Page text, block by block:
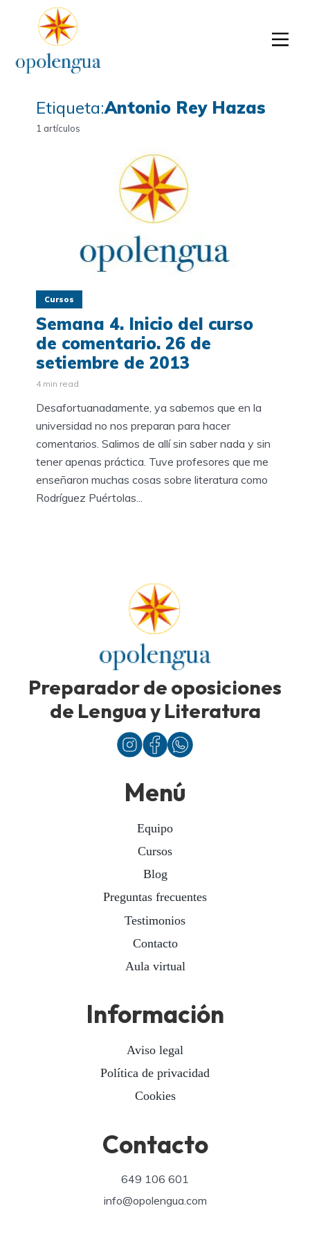
Etiqueta:Antonio Rey Hazas
1 artículos
Cursos
Semana 4. Inicio del curso
de comentario. 26 de
setiembre de 2013
4 min read
Desafortuanadamente, ya sabemos que en la
universidad no nos preparan para hacer
comentarios. Salimos de allí sin saber nada y sin
tener apenas práctica. Tuve profesores que me
enseñaron muchas cosas sobre literatura como
Rodríguez Puértolas...
Preparador de oposiciones
de Lengua y Literatura
Menú
Equipo
Cursos
Blog
Preguntas frecuentes
Testimonios
Contacto
Aula virtual
Información
Aviso legal
Política de privacidad
Cookies
Contacto
649 106 601
info@opolengua.com